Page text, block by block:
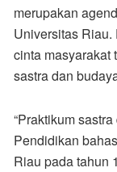
merupakan
Universitas Riau.
cinta masyarakat
sastra dan
“Praktikum
Pendidikan
Riau pada tahun